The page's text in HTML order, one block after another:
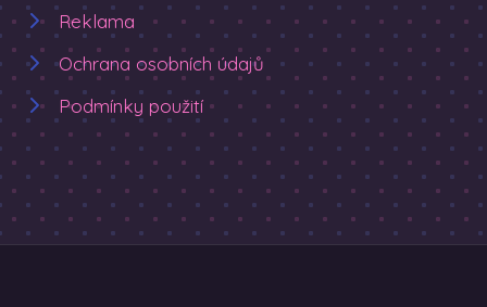
Reklama
Ochrana osobních údajů
Podmínky použití